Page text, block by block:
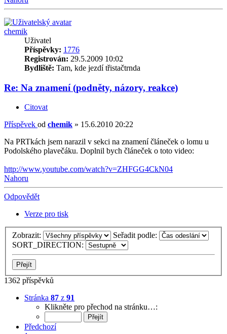
chemik
Uživatel
Příspěvky: 1776
Registrován: 29.5.2009 10:02
Bydliště: Tam, kde jezdí třistačtrnda
Re: Na znamení (podněty, názory, reakce)
Citovat
Příspěvek od chemik » 15.6.2010 20:22
Na PRTkách jsem narazil v sekci na znamení článeček o lomu u
Podolského plavečáku. Doplnil bych článeček o toto video:
http://www.youtube.com/watch?v=ZHFGG4CkN04
Nahoru
Odpovědět
Verze pro tisk
Zobrazit:
Seřadit podle:
SORT_DIRECTION:
1362 příspěvků
Stránka 87 z 91
Klikněte pro přechod na stránku…:
Předchozí